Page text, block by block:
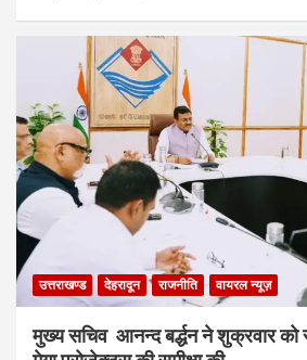
उत्तराखण्ड देहरादून राजनीति वायरल न्यूज़
मुख्य सचिव आनन्द बर्द्धन ने शुक्रवार